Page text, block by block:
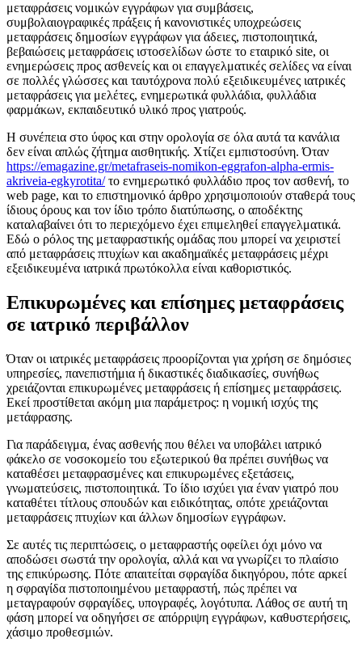
μεταφράσεις νομικών εγγράφων για συμβάσεις,
συμβολαιογραφικές πράξεις ή κανονιστικές υποχρεώσεις
μεταφράσεις δημοσίων εγγράφων για άδειες, πιστοποιητικά,
βεβαιώσεις μεταφράσεις ιστοσελίδων ώστε το εταιρικό site, οι
ενημερώσεις προς ασθενείς και οι επαγγελματικές σελίδες να είναι
σε πολλές γλώσσες και ταυτόχρονα πολύ εξειδικευμένες ιατρικές
μεταφράσεις για μελέτες, ενημερωτικά φυλλάδια, φυλλάδια
φαρμάκων, εκπαιδευτικό υλικό προς γιατρούς.
Η συνέπεια στο ύφος και στην ορολογία σε όλα αυτά τα κανάλια
δεν είναι απλώς ζήτημα αισθητικής. Χτίζει εμπιστοσύνη. Όταν
https://emagazine.gr/metafraseis-nomikon-eggrafon-alpha-ermis-
akriveia-egkyrotita/το ενημερωτικό φυλλάδιο προς τον ασθενή, το
web page, και το επιστημονικό άρθρο χρησιμοποιούν σταθερά τους
ίδιους όρους και τον ίδιο τρόπο διατύπωσης, ο αποδέκτης
καταλαβαίνει ότι το περιεχόμενο έχει επιμεληθεί επαγγελματικά.
Εδώ ο ρόλος της μεταφραστικής ομάδας που μπορεί να χειριστεί
από μεταφράσεις πτυχίων και ακαδημαϊκές μεταφράσεις μέχρι
εξειδικευμένα ιατρικά πρωτόκολλα είναι καθοριστικός.
Επικυρωμένες και επίσημες μεταφράσεις
σε ιατρικό περιβάλλον
Όταν οι ιατρικές μεταφράσεις προορίζονται για χρήση σε δημόσιες
υπηρεσίες, πανεπιστήμια ή δικαστικές διαδικασίες, συνήθως
χρειάζονται επικυρωμένες μεταφράσεις ή επίσημες μεταφράσεις.
Εκεί προστίθεται ακόμη μια παράμετρος: η νομική ισχύς της
μετάφρασης.
Για παράδειγμα, ένας ασθενής που θέλει να υποβάλει ιατρικό
φάκελο σε νοσοκομείο του εξωτερικού θα πρέπει συνήθως να
καταθέσει μεταφρασμένες και επικυρωμένες εξετάσεις,
γνωματεύσεις, πιστοποιητικά. Το ίδιο ισχύει για έναν γιατρό που
καταθέτει τίτλους σπουδών και ειδικότητας, οπότε χρειάζονται
μεταφράσεις πτυχίων και άλλων δημοσίων εγγράφων.
Σε αυτές τις περιπτώσεις, ο μεταφραστής οφείλει όχι μόνο να
αποδώσει σωστά την ορολογία, αλλά και να γνωρίζει το πλαίσιο
της επικύρωσης. Πότε απαιτείται σφραγίδα δικηγόρου, πότε αρκεί
η σφραγίδα πιστοποιημένου μεταφραστή, πώς πρέπει να
μεταγραφούν σφραγίδες, υπογραφές, λογότυπα. Λάθος σε αυτή τη
φάση μπορεί να οδηγήσει σε απόρριψη εγγράφων, καθυστερήσεις,
χάσιμο προθεσμιών.